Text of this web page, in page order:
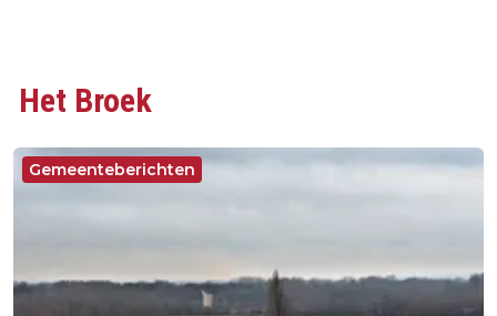
Het Broek
Gemeenteberichten